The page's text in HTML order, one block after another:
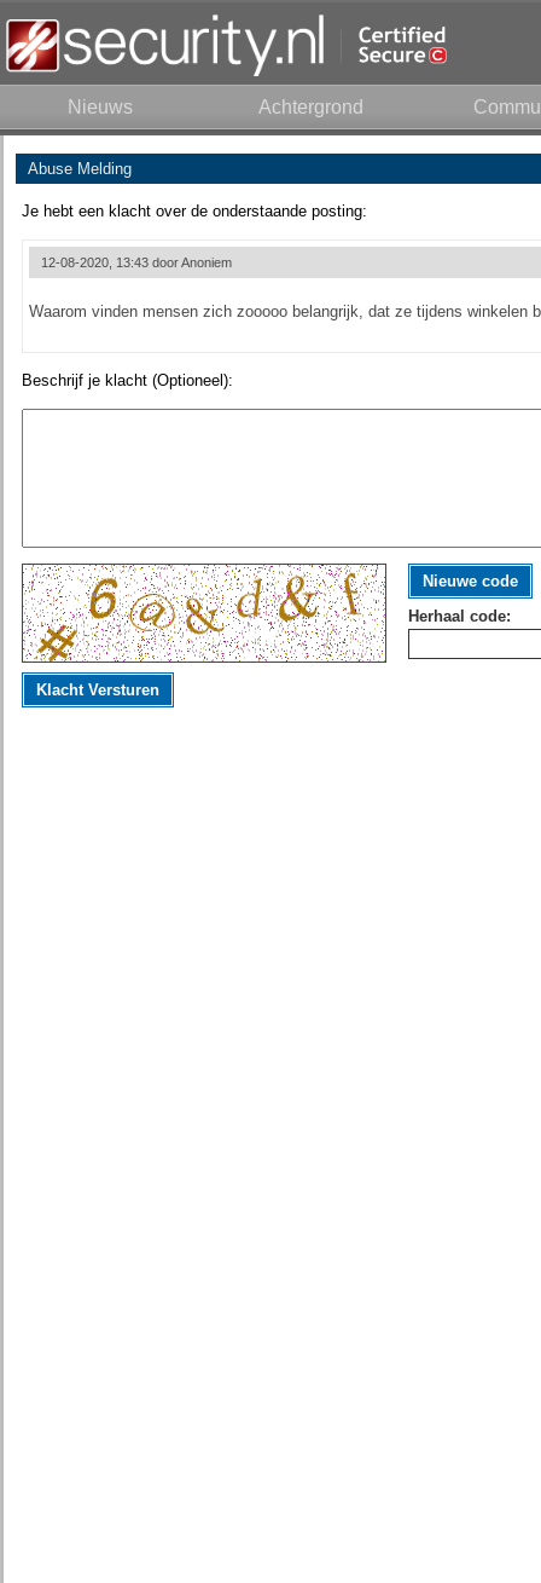
Nieuws Achtergrond
Abuse Melding
Je hebt een klacht over de onderstaande posting:
12-08-2020, 13:43 doorAnoniem
Waarom vinden mensen zich zooooo belangrijk, dat ze tijdens winkelen
Beschrijf je klacht (Optioneel):
Nieuwe code
Herhaal code:
Klacht Versturen